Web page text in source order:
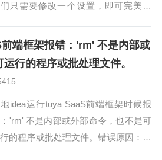
只需要修改一个设置，即可完美解
端框架报错：'rm' 不是内部或
行的程序或批处理文件。
idea运行tuya SaaS前端框架时候报
'rm' 不是内部或外部命令，也不是可
的程序或批处理文件。错误原因：使